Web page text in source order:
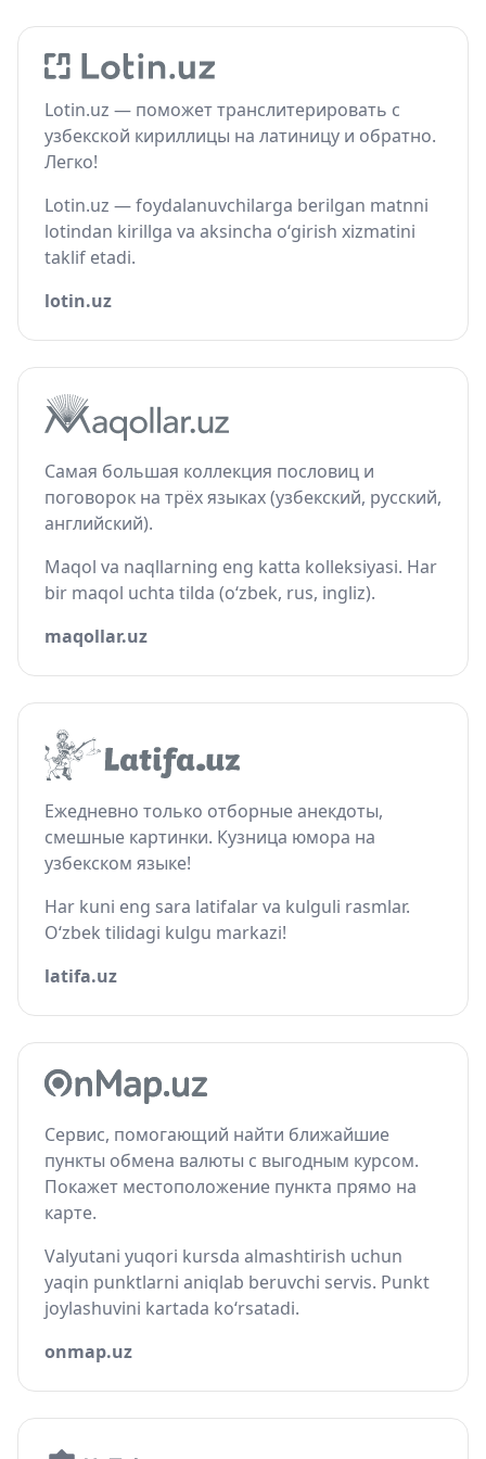
Lotin.uz — поможет транслитерировать с
узбекской кириллицы на латиницу и обратно.
Легко!
Lotin.uz — foydalanuvchilarga berilgan matnni
lotindan kirillga va aksincha o‘girish xizmatini
taklif etadi.
lotin.uz
Самая большая коллекция пословиц и
поговорок на трёх языках (узбекский, русский,
английский).
Maqol va naqllarning eng katta kolleksiyasi. Har
bir maqol uchta tilda (o‘zbek, rus, ingliz).
maqollar.uz
Ежедневно только отборные анекдоты,
смешные картинки. Кузница юмора на
узбекском языке!
Har kuni eng sara latifalar va kulguli rasmlar.
O‘zbek tilidagi kulgu markazi!
latifa.uz
Сервис, помогающий найти ближайшие
пункты обмена валюты с выгодным курсом.
Покажет местоположение пункта прямо на
карте.
Valyutani yuqori kursda almashtirish uchun
yaqin punktlarni aniqlab beruvchi servis. Punkt
joylashuvini kartada ko‘rsatadi.
onmap.uz